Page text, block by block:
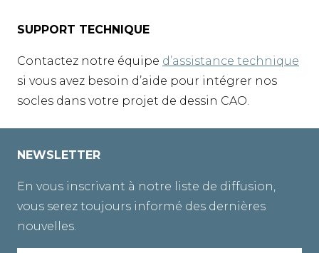
SUPPORT TECHNIQUE
Contactez notre équipe d’assistance technique
si vous avez besoin d’aide pour intégrer nos
socles dans votre projet de dessin CAO.
NEWSLETTER
En vous inscrivant à notre liste de diffusion,
vous serez toujours informé des dernières
nouvelles.